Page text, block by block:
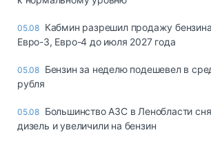
05.08 Кабмин разрешил продажу
Евро-3, Евро-4 до июля 2027 года
05.08 Бензин за неделю подешевел в
рубля
05.08 Большинство АЗС в Ленобласти
дизель и увеличили на бензин